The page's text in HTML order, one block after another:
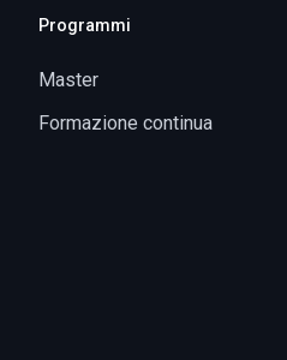
Programmi
Master
Formazione continua